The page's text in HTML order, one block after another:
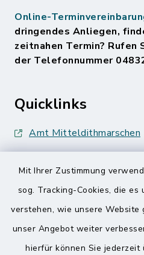
Mit Ihrer Zustimmung
sog. Tracking-Cookies, die es
verstehen, wie unsere
unser Angebot weiter
hierfür können Sie jederzeit
Online-
dringendes Anliegen,
zeitnahen Termin? Rufen
der Telefonnummer
Quicklinks
Amt Mitteldithmarschen
Nationalpark